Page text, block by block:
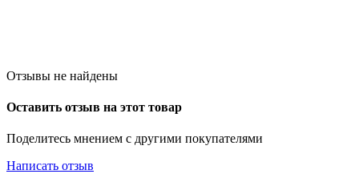
Отзывы не найдены
Оставить отзыв на этот товар
Поделитесь мнением с другими покупателями
Написать отзыв